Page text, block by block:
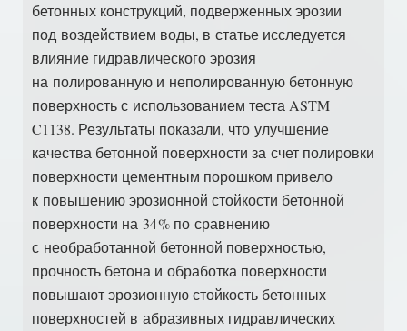
бетонных конструкций, подверженных эрозии
под воздействием воды, в статье исследуется
влияние гидравлического эрозия
на полированную и неполированную бетонную
поверхность с использованием теста ASTM
C1138. Результаты показали, что улучшение
качества бетонной поверхности за счет полировки
поверхности цементным порошком привело
к повышению эрозионной стойкости бетонной
поверхности на 34 % по сравнению
с необработанной бетонной поверхностью,
прочность бетона и обработка поверхности
повышают эрозионную стойкость бетонных
поверхностей в абразивных гидравлических